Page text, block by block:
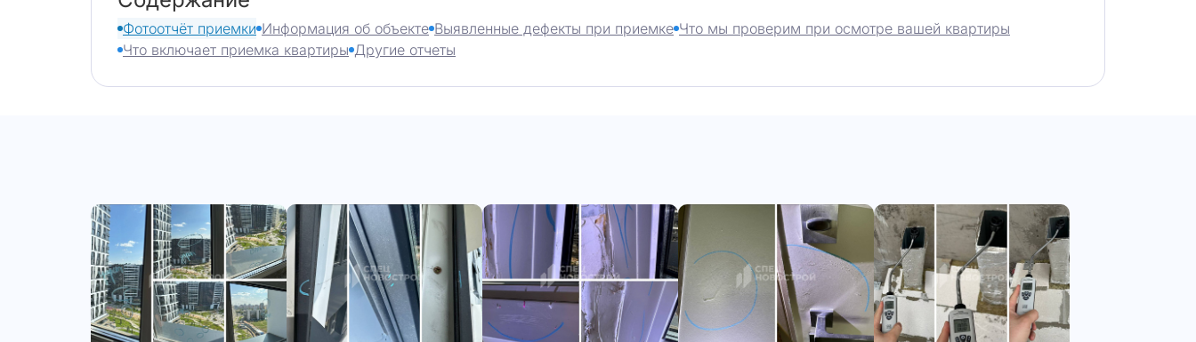
Фотоотчёт приемки Информация об объекте Выявленные дефекты при приемке Что мы проверим при осмотре вашей квартиры
Что включает приемка квартиры Другие отчеты